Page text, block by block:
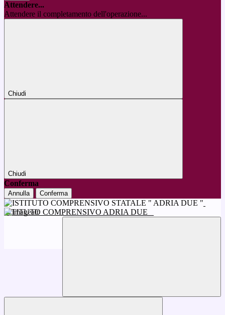
Attendere...
Attendere il completamento dell'operazione...
Chiudi
Chiudi
Conferma
Annulla Conferma
ISTITUTO COMPRENSIVO ADRIA DUE